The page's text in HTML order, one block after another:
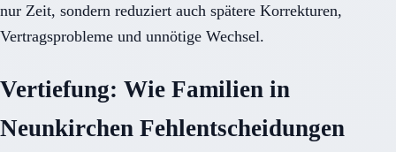
nur Zeit, sondern reduziert auch spätere Korrekturen,
Vertragsprobleme und unnötige Wechsel.
Vertiefung: Wie Familien in
Neunkirchen Fehlentscheidungen